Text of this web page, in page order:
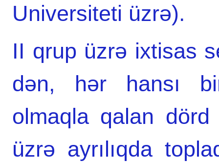
Universiteti üzrə).
II qrup üzrə ixtisas
dən, hər hansı
olmaqla qalan
üzrə ayrılıqda